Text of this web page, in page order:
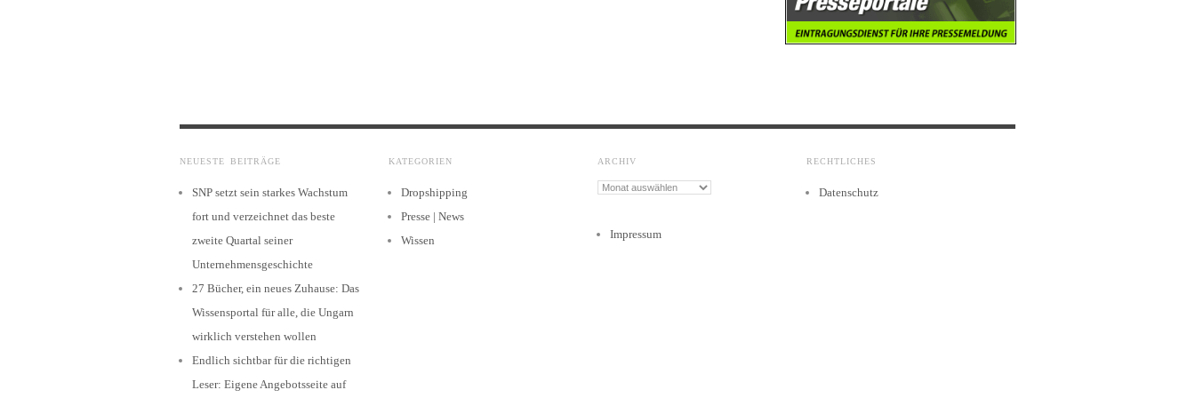
NEUESTE BEITRÄGE
SNP setzt sein starkes Wachstum
fort und verzeichnet das beste
zweite Quartal seiner
Unternehmensgeschichte
27 Bücher, ein neues Zuhause: Das
Wissensportal für alle, die Ungarn
wirklich verstehen wollen
Endlich sichtbar für die richtigen
Leser: Eigene Angebotsseite auf
KATEGORIEN
Dropshipping
Presse | News
Wissen
ARCHIV
Archiv
RECHTLICHES
Datenschutz
Impressum